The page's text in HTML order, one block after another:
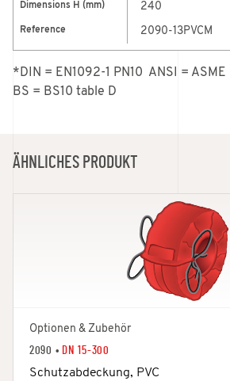
240
2090-13PVCM
*DIN = EN1092-1 PN10  ANSI = ASME
BS = BS10 table D
ÄHNLICHES PRODUKT
Optionen & Zubehör
2090 • DN 15-300
Schutzabdeckung, PVC